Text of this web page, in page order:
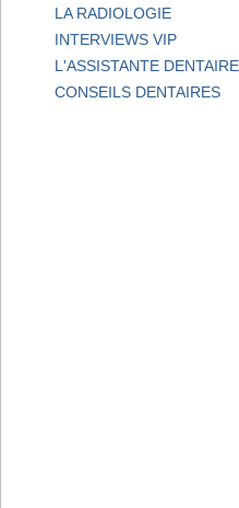
LA RADIOLOGIE
INTERVIEWS VIP
L'ASSISTANTE DENTAIRE
CONSEILS DENTAIRES